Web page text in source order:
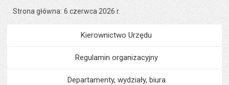
Strona główna 6 czerwca 2026 r.
MenuUrząd Miejski
Kierownictwo Urzędu
Regulamin organizacyjny
Departamenty, wydziały, biura